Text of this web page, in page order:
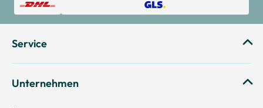
Service
Unternehmen